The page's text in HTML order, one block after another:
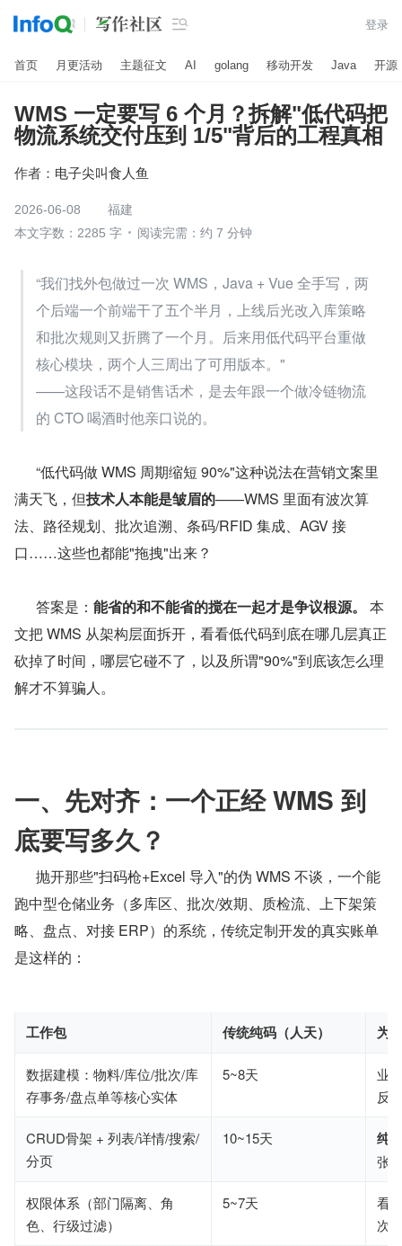
 登录
首页 月更活动 主题征文 AI golang 移动开发 Java 开源
WMS 一定要写 6 个月？拆解"低代码把
物流系统交付压到 1/5"背后的工程真相
作者： 电子尖叫食人鱼
2026-06-08
福建
本文字数：2285 字
阅读完需：约 7 分钟
“我们找外包做过一次 WMS，Java + Vue 全手写，两
个后端一个前端干了五个半月，上线后光改入库策略
和批次规则又折腾了一个月。后来用低代码平台重做
核心模块，两个人三周出了可用版本。"
——这段话不是销售话术，是去年跟一个做冷链物流
的 CTO 喝酒时他亲口说的。
满天飞，但技术人本能是皱眉的——WMS 里面有波次算
法、路径规划、批次追溯、条码/RFID 集成、AGV 接
口……这些也都能"拖拽"出来？
      答案是：
能省的和不能省的搅在一起才是争议根源。
本
文把 WMS 从架构层面拆开，看看低代码到底在哪几层真正
砍掉了时间，哪层它碰不了，以及所谓"90%"到底该怎么理
解才不算骗人。
一、先对齐：一个正经 WMS 到
底要写多久？
跑中型仓储业务（多库区、批次/效期、质检流、上下架策
略、盘点、对接 ERP）的系统，传统定制开发的真实账单
是这样的：
工作包 传统纯码（人天） 为
数据建模：物料/库位/批次/库
存事务/盘点单等核心实体
5~8天
业
反
CRUD骨架 + 列表/详情/搜索/
分页
10~15天 纯
张
权限体系（部门隔离、角
色、行级过滤）
5~7天
看
次